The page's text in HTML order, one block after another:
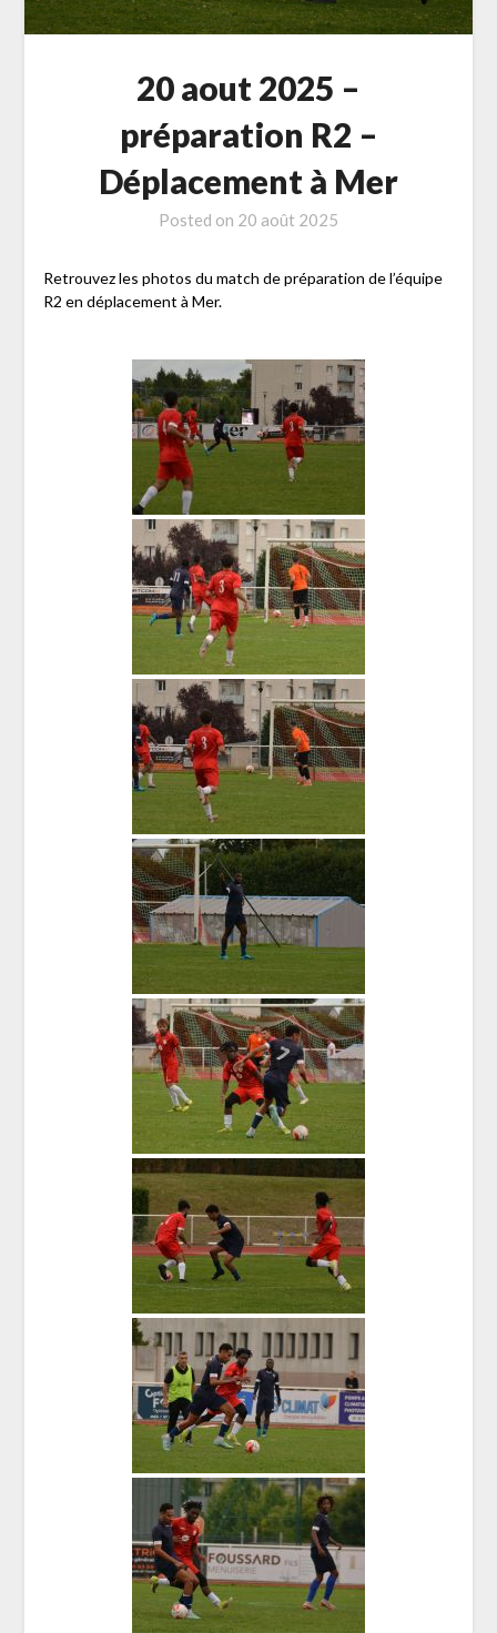
20 aout 2025 –
préparation R2 –
Déplacement à Mer
Posted on 20 août 2025
Retrouvez les photos du match de préparation de l’équipe
R2 en déplacement à Mer.